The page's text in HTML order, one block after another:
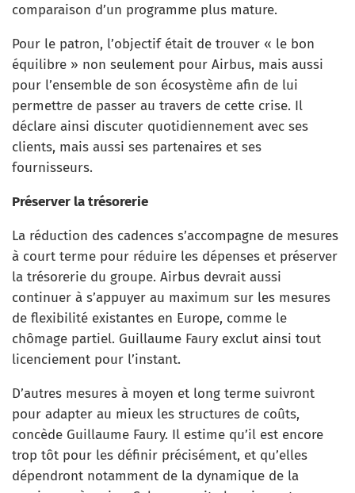
comparaison d’un programme plus mature.
Pour le patron, l’objectif était de trouver « le bon
équilibre » non seulement pour Airbus, mais aussi
pour l’ensemble de son écosystème afin de lui
permettre de passer au travers de cette crise. Il
déclare ainsi discuter quotidiennement avec ses
clients, mais aussi ses partenaires et ses
fournisseurs.
Préserver la trésorerie
La réduction des cadences s’accompagne de mesures
à court terme pour réduire les dépenses et préserver
la trésorerie du groupe. Airbus devrait aussi
continuer à s’appuyer au maximum sur les mesures
de flexibilité existantes en Europe, comme le
chômage partiel. Guillaume Faury exclut ainsi tout
licenciement pour l’instant.
D’autres mesures à moyen et long terme suivront
pour adapter au mieux les structures de coûts,
concède Guillaume Faury. Il estime qu’il est encore
trop tôt pour les définir précisément, et qu’elles
dépendront notamment de la dynamique de la